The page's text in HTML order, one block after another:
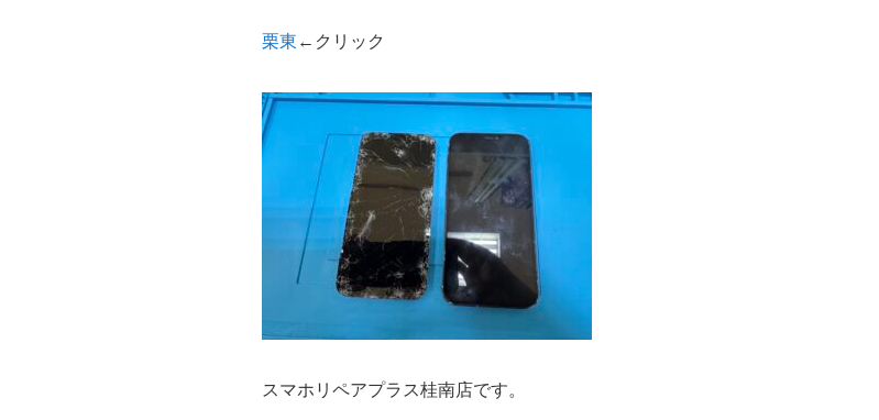
栗東 ←クリック
スマホリペアプラス桂南店です。